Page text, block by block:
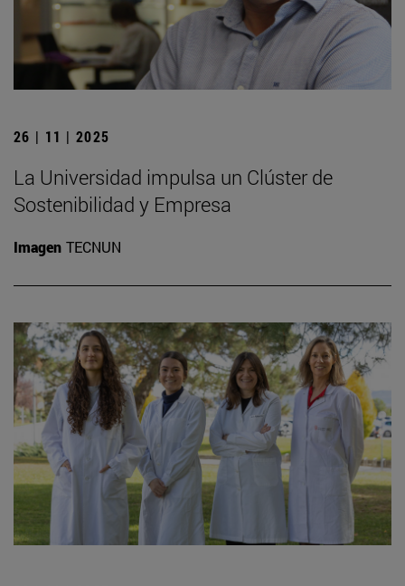
26 | 11 | 2025
La Universidad impulsa un Clúster de
Sostenibilidad y Empresa
Imagen TECNUN